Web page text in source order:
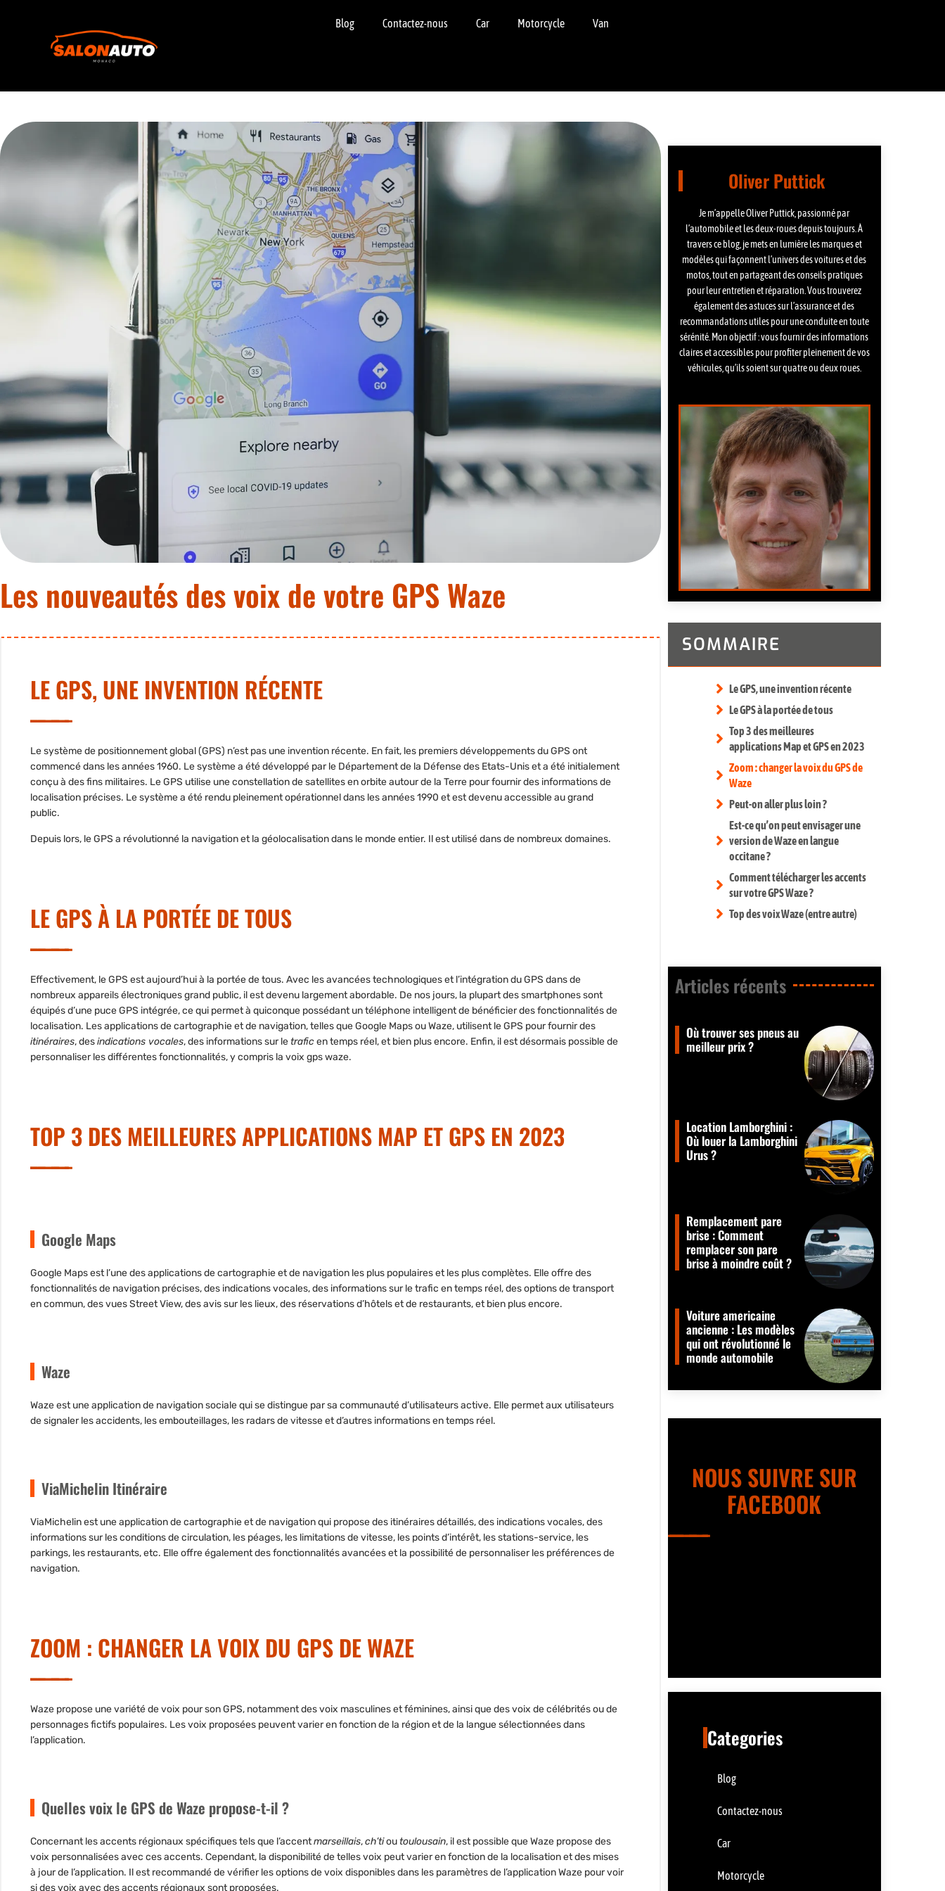
Blog Contactez-nous Car Motorcycle Van
Les nouveautés des voix de votre GPS Waze
LE GPS, UNE INVENTION RÉCENTE
Lesystème de positionnement global(GPS) n’est pas une invention récente. En fait, les premiers développements du GPS ont
commencé dans les années 1960. Le système a été développé par le Département de la Défense des Etats-Unis et a été initialement
conçu à des fins militaires. Le GPS utilise une constellation desatellitesen orbite autour de la Terre pour fournir des informations de
localisation précises. Le système a été rendu pleinement opérationnel dans les années 1990 et est devenu accessible au grand
public.
Depuis lors, le GPS a révolutionné la navigation et la géolocalisation dans le monde entier. Il est utilisé dans de nombreux domaines.
LE GPS À LA PORTÉE DE TOUS
Effectivement, le GPS est aujourd’hui à la portée de tous. Avec les avancées technologiques et l’intégration du GPS dans de
nombreux appareils électroniques grand public, il est devenu largement abordable. De nos jours, la plupart des smartphones sont
équipés d’une puce GPS intégrée, ce qui permet à quiconque possédant un téléphone intelligent de bénéficier des fonctionnalités de
localisation. Les applications de cartographie et de navigation, telles que Google Maps ou Waze, utilisent le GPS pour fournir des
itinéraires, desindications vocales, des informations sur letraficen temps réel, et bien plus encore. Enfin, il est désormais possible de
personnaliser les différentes fonctionnalités, y compris la voix gps waze.
TOP 3 DES MEILLEURES APPLICATIONS MAP ET GPS EN 2023
Google Maps
Google Maps est l’une des applications de cartographie et de navigation les plus populaires et les plus complètes. Elle offre des
fonctionnalités de navigation précises, des indications vocales, des informations sur le trafic en temps réel, des options de transport
en commun, des vues Street View, des avis sur les lieux, des réservations d’hôtels et de restaurants, et bien plus encore.
Waze
Wazeest une application de navigation sociale qui se distingue par sa communauté d’utilisateurs active. Elle permet aux utilisateurs
de signaler les accidents, les embouteillages, les radars de vitesse et d’autres informations en temps réel.
ViaMichelin Itinéraire
ViaMichelinest une application de cartographie et de navigation qui propose des itinéraires détaillés, des indications vocales, des
informations sur les conditions de circulation, les péages, les limitations de vitesse, les points d’intérêt, les stations-service, les
parkings, les restaurants, etc. Elle offre également des fonctionnalités avancées et la possibilité de personnaliser les préférences de
navigation.
ZOOM : CHANGER LA VOIX DU GPS DE WAZE
Waze propose une variété de voix pour son GPS, notamment desvoix masculines et féminines, ainsi que des voix de célébrités ou de
personnages fictifs populaires. Les voix proposées peuvent varier en fonction de la région et de la langue sélectionnées dans
l’application.
Quelles voix le GPS de Waze propose-t-il ?
Concernant lesaccents régionaux spécifiquestels que l’accentmarseillais,ch’tioutoulousain, il est possible que Waze propose des
voix personnalisées avec ces accents. Cependant, la disponibilité de telles voix peut varier en fonction de la localisation et des mises
à jour de l’application. Il est recommandé de vérifier les options de voix disponibles dans les paramètres de l’application Waze pour voir
si des voix avec des accents régionaux sont proposées.
Oliver Puttick
Je m’appelle Oliver Puttick, passionné par
l’automobile et les deux-roues depuis toujours. À
travers ce blog, je mets en lumière les marques et
modèles qui façonnent l’univers des voitures et des
motos, tout en partageant des conseils pratiques
pour leur entretien et réparation. Vous trouverez
également des astuces sur l’assurance et des
recommandations utiles pour une conduite en toute
sérénité. Mon objectif : vous fournir des informations
claires et accessibles pour profiter pleinement de vos
véhicules, qu’ils soient sur quatre ou deux roues.
SOMMAIRE
Le GPS, une invention récente
Le GPS à la portée de tous
Top 3 des meilleures
applications Map et GPS en 2023
Zoom : changer la voix du GPS de
Waze
Peut-on aller plus loin ?
Est-ce qu’on peut envisager une
version de Waze en langue
occitane ?
Comment télécharger les accents
sur votre GPS Waze ?
Top des voix Waze (entre autre)
Articles récents​
Où trouver ses pneus au
meilleur prix ?
Location Lamborghini :
Où louer la Lamborghini
Urus ?
Remplacement pare
brise : Comment
remplacer son pare
brise à moindre coût ?
Voiture americaine
ancienne : Les modèles
qui ont révolutionné le
monde automobile
NOUS SUIVRE SUR
FACEBOOK
Categories
Blog
Contactez-nous
Car
Motorcycle